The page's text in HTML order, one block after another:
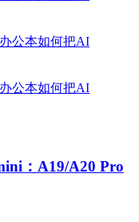
：A19/A20 Pro